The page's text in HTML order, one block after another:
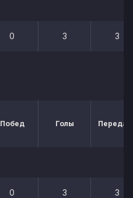
0 3 3
Побед Голы
0 3 3